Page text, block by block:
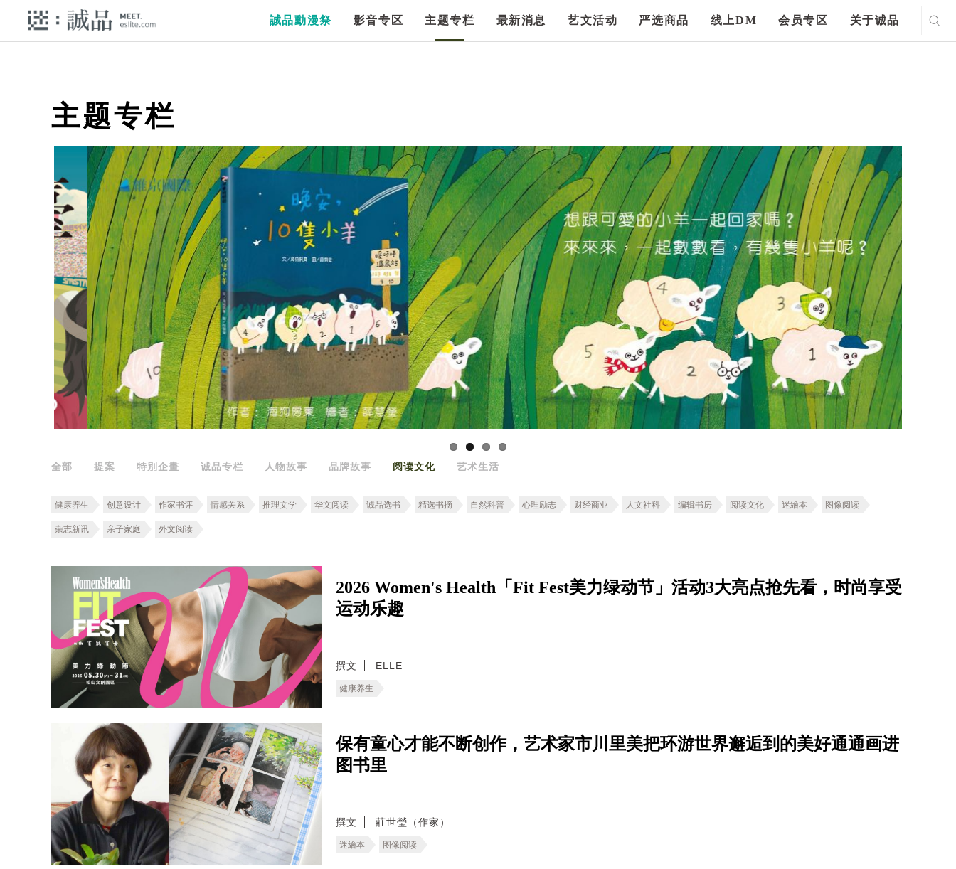
誠品動漫祭 影音专区 主题专栏 最新消息 艺文活动 严选商品 线上DM 会员专区 关于诚品
主题专栏
全部 提案 特別企畫 诚品专栏 人物故事 品牌故事 阅读文化 艺术生活
健康养生 创意设计 作家书评 情感关系 推理文学 华文阅读 诚品选书 精选书摘 自然科普 心理励志 财经商业 人文社科 编辑书房 阅读文化 迷繪本 图像阅读
杂志新讯 亲子家庭 外文阅读
2026 Women's Health「Fit Fest美力绿动节」活动3大亮点抢先看，时尚享受
运动乐趣
撰文 ELLE
健康养生
保有童心才能不断创作，艺术家市川里美把环游世界邂逅到的美好通通画进
图书里
撰文 莊世瑩（作家）
迷繪本 图像阅读